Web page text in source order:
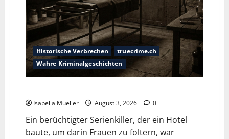
Historische Verbrechen
truecrime.ch
Wahre Kriminalgeschichten
Isabella Mueller August 3, 2026 0
Ein berüchtigter Serienkiller, der ein Hotel
baute, um darin Frauen zu foltern, war